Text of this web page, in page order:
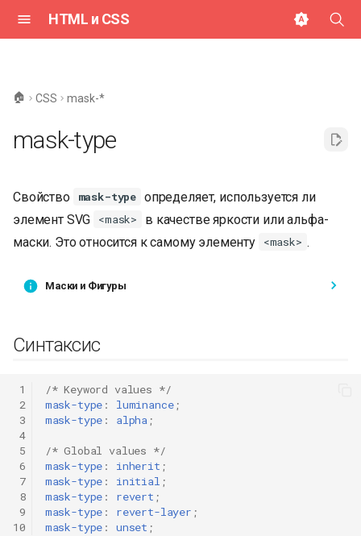
HTML и CSS
ц
а
л
ц
🏠 CSS mask-*
mask-type
Свойство mask-type определяет, используется ли
элемент SVG
<mask>
в качестве яркости или альфа-
маски. Это относится к самому элементу
<mask> .
Маски и Фигуры
Синтаксис
1
2
3
4
5
6
7
8
9
10
/* Keyword values */
mask-type : luminance;
mask-type : alpha;
/* Global values */
mask-type : inherit ;
mask-type : initial ;
mask-type : revert ;
mask-type : revert-layer ;
mask-type : unset ;